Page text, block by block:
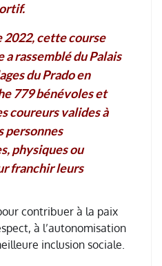
2022, cette course
rassemblé du Palais
du Prado en
779 bénévoles et
coureurs valides à
personnes
physiques ou
franchir leurs
contribuer à la paix
à l’autonomisation
inclusion sociale.